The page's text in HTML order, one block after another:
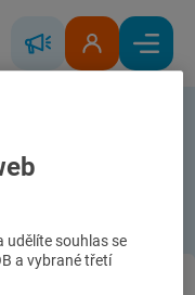
Řešení škodyKlientská zóna
Hlavní
udělíte souhlas se
a vybrané třetí